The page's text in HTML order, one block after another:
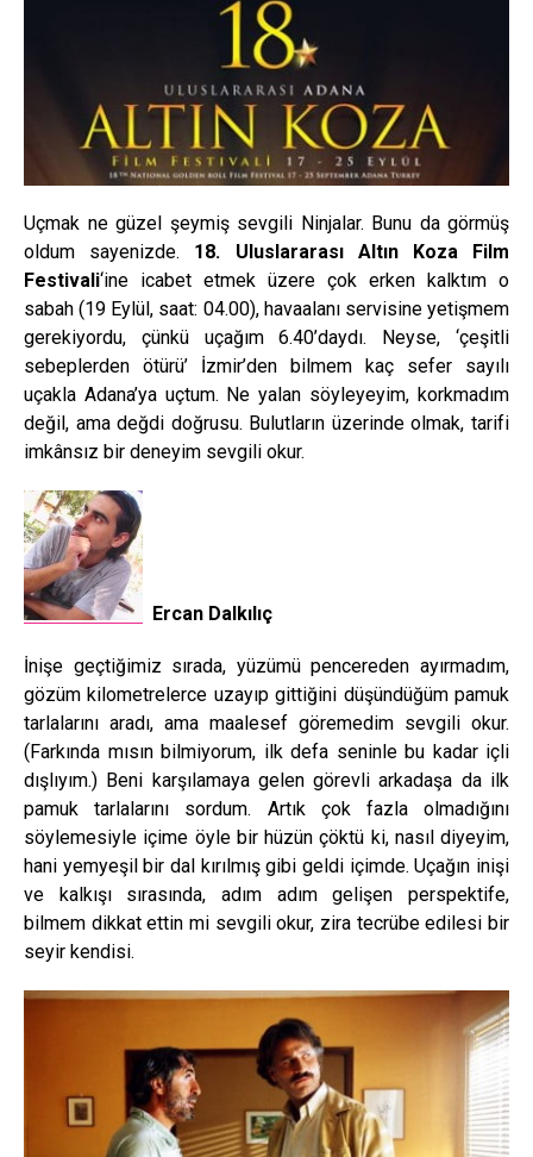
Uçmak ne güzel şeymiş sevgili Ninjalar. Bunu da görmüş
oldum sayenizde. 18. Uluslararası Altın Koza Film
Festivali‘ine icabet etmek üzere çok erken kalktım o
sabah (19 Eylül, saat: 04.00), havaalanı servisine yetişmem
gerekiyordu, çünkü uçağım 6.40’daydı. Neyse, ‘çeşitli
sebeplerden ötürü’ İzmir’den bilmem kaç sefer sayılı
uçakla Adana’ya uçtum. Ne yalan söyleyeyim, korkmadım
değil, ama değdi doğrusu. Bulutların üzerinde olmak, tarifi
imkânsız bir deneyim sevgili okur.
Ercan Dalkılıç
İnişe geçtiğimiz sırada, yüzümü pencereden ayırmadım,
gözüm kilometrelerce uzayıp gittiğini düşündüğüm pamuk
tarlalarını aradı, ama maalesef göremedim sevgili okur.
(Farkında mısın bilmiyorum, ilk defa seninle bu kadar içli
dışlıyım.) Beni karşılamaya gelen görevli arkadaşa da ilk
pamuk tarlalarını sordum. Artık çok fazla olmadığını
söylemesiyle içime öyle bir hüzün çöktü ki, nasıl diyeyim,
hani yemyeşil bir dal kırılmış gibi geldi içimde. Uçağın inişi
ve kalkışı sırasında, adım adım gelişen perspektife,
bilmem dikkat ettin mi sevgili okur, zira tecrübe edilesi bir
seyir kendisi.